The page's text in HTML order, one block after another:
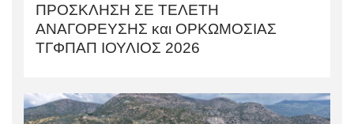
ΠΡΟΣΚΛΗΣΗ ΣΕ ΤΕΛΕΤΗ
AΝΑΓΟΡΕΥΣΗΣ και ΟΡΚΩΜΟΣΙΑΣ
TΓΦΠΑΠ ΙΟΥΛΙΟΣ 2026